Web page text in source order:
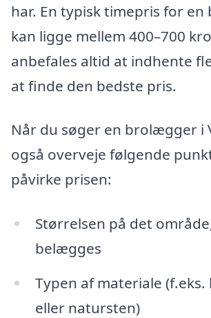
har. En typisk timepris for
kan ligge mellem 400–700
anbefales altid at indhente
at finde den bedste pris.
Når du søger en brolægger i
også overveje følgende
påvirke prisen:
Størrelsen på det
belægges
Typen af materiale
eller natursten)